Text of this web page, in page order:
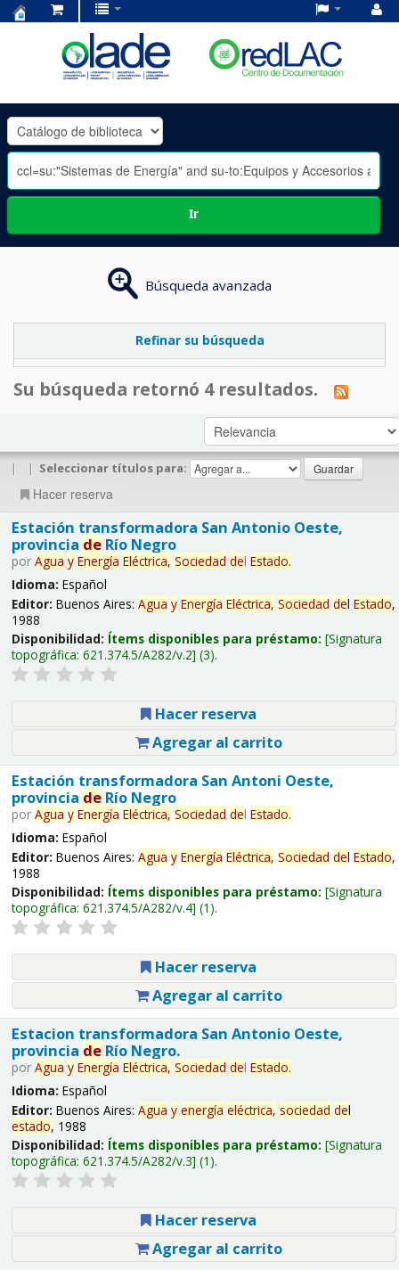
OLADE
-
Ir
Búsqueda avanzada
Refinar su búsqueda
Su búsqueda retornó 4 resultados.
| | Seleccionar títulos para:
Hacer reserva
Estación transformadora San Antonio Oeste,
provincia deRío Negro
por Agua y Energía Eléctrica, Sociedad del Estado.
Idioma: Español
Editor: Buenos Aires: Agua y Energía Eléctrica, Sociedad del Estado,
1988
Disponibilidad: Ítems disponibles para préstamo: Signatura
topográfica: 621.374.5/A282/v.2 (3).
Hacer reserva
Agregar al carrito
Estación transformadora San Antoni Oeste,
provincia deRío Negro
por Agua y Energía Eléctrica, Sociedad del Estado.
Idioma: Español
Editor: Buenos Aires: Agua y Energía Eléctrica, Sociedad del Estado,
1988
Disponibilidad: Ítems disponibles para préstamo: Signatura
topográfica: 621.374.5/A282/v.4 (1).
Hacer reserva
Agregar al carrito
Estacion transformadora San Antonio Oeste,
provincia deRío Negro.
por Agua y Energía Eléctrica, Sociedad del Estado.
Idioma: Español
Editor: Buenos Aires: Agua y energía eléctrica, sociedad del
estado, 1988
Disponibilidad: Ítems disponibles para préstamo: Signatura
topográfica: 621.374.5/A282/v.3 (1).
Hacer reserva
Agregar al carrito